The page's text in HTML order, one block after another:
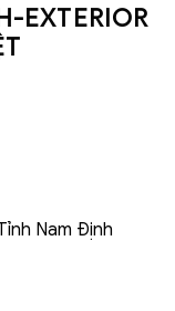
EXTERIOR
Nam Định